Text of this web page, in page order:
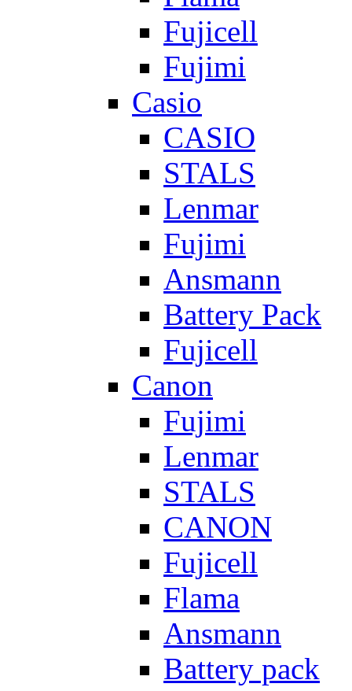
Fujicell
Fujimi
Casio
CASIO
STALS
Lenmar
Fujimi
Ansmann
Battery Pack
Fujicell
Canon
Fujimi
Lenmar
STALS
CANON
Fujicell
Flama
Ansmann
Battery pack